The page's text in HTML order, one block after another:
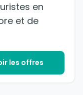
en
et de
les offres